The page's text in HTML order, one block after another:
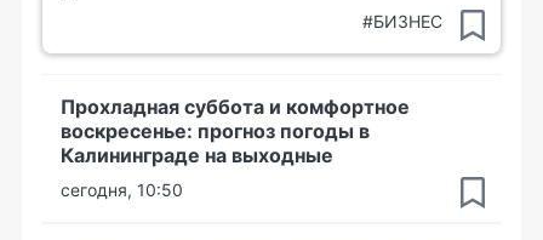
#БИЗНЕС
Прохладная суббота и комфортное
воскресенье: прогноз погоды в
Калининграде на выходные
сегодня, 10:50